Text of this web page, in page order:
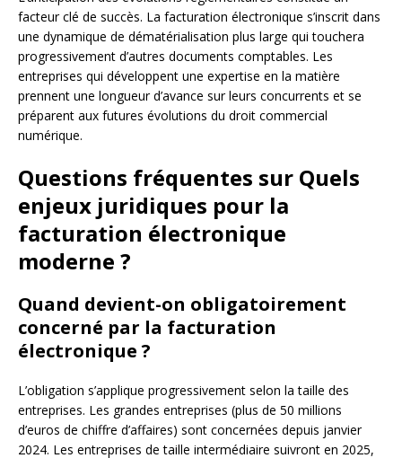
facteur clé de succès. La facturation électronique s’inscrit dans
une dynamique de dématérialisation plus large qui touchera
progressivement d’autres documents comptables. Les
entreprises qui développent une expertise en la matière
prennent une longueur d’avance sur leurs concurrents et se
préparent aux futures évolutions du droit commercial
numérique.
Questions fréquentes sur Quels
enjeux juridiques pour la
facturation électronique
moderne ?
Quand devient-on obligatoirement
concerné par la facturation
électronique ?
L’obligation s’applique progressivement selon la taille des
entreprises. Les grandes entreprises (plus de 50 millions
d’euros de chiffre d’affaires) sont concernées depuis janvier
2024. Les entreprises de taille intermédiaire suivront en 2025,